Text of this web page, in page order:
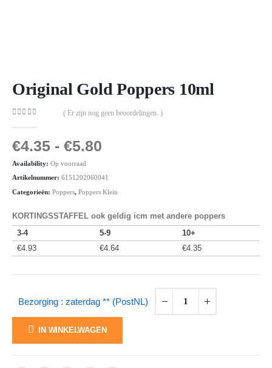
Original Gold Poppers 10ml
( Er zijn nog geen beoordelingen. )
€4.35 - €5.80
Availability: Op voorraad
Artikelnummer: 6151202060041
Categorieën: Poppers, Poppers Klein
KORTINGSSTAFFEL ook geldig icm met andere poppers
3-4
5-9
10+
€4.93 €4.64 €4.35
Bezorging : zaterdag ** (PostNL)
IN WINKELWAGEN